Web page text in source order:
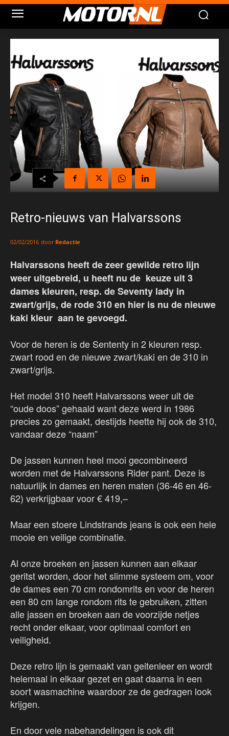
Retro-nieuws van Halvarssons
02/02/2016 door Redactie
Halvarssons heeft de zeer gewilde retro lijn
weer uitgebreid, u heeft nu de keuze uit 3
dames kleuren, resp. de Seventy lady in
zwart/grijs, de rode 310 en hier is nu de nieuwe
kaki kleur aan te gevoegd.
Voor de heren is de Sententy in 2 kleuren resp.
zwart rood en de nieuwe zwart/kaki en de 310 in
zwart/grijs.
Het model 310 heeft Halvarssons weer uit de
“oude doos” gehaald want deze werd in 1986
precies zo gemaakt, destijds heette hij ook de 310,
vandaar deze “naam”
De jassen kunnen heel mooi gecombineerd
worden met de Halvarssons Rider pant. Deze is
natuurlijk in dames en heren maten (36-46 en 46-
62) verkrijgbaar voor € 419,–
Maar een stoere Lindstrands jeans is ook een hele
mooie en veilige combinatie.
Al onze broeken en jassen kunnen aan elkaar
geritst worden, door het slimme systeem om, voor
de dames een 70 cm rondomrits en voor de heren
een 80 cm lange rondom rits te gebruiken, zitten
alle jassen en broeken aan de voorzijde netjes
recht onder elkaar, voor optimaal comfort en
veiligheid.
Deze retro lijn is gemaakt van geitenleer en wordt
helemaal in elkaar gezet en gaat daarna in een
soort wasmachine waardoor ze de gedragen look
krijgen.
En door vele nabehandelingen is ook dit